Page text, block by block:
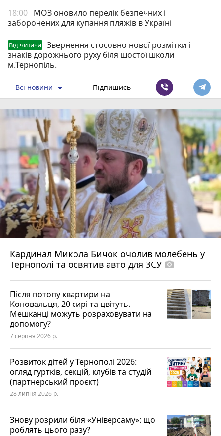
18:00 МОЗ оновило перелік безпечних і
заборонених для купання пляжів в Україні
Від читача
Звернення стосовно нової розмітки і
знаків дорожнього руху біля шостої школи
м.Тернопіль.
Всі новини Підпишись
Кардинал Микола Бичок очолив молебень у
Тернополі та освятив авто для ЗСУ photo_camera
Після потопу квартири на
Коновальця, 20 сирі та цвітуть.
Мешканці можуть розраховувати на
допомогу?
7 серпня 2026 р.
Розвиток дітей у Тернополі 2026:
огляд гуртків, секцій, клубів та студій
(партнерський проєкт)
28 липня 2026 р.
Знову розрили біля «Універсаму»: що
роблять цього разу?